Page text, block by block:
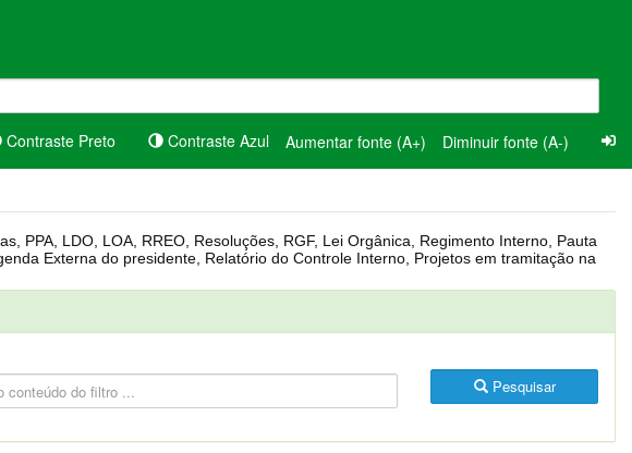
Contraste Preto Contraste Azul Aumentar fonte (A+) Diminuir fonte (A-)
Pesquisar